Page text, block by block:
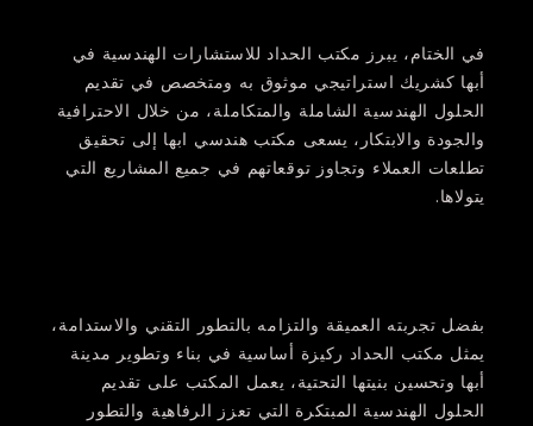
في الختام، يبرز مكتب الحداد للاستشارات الهندسية في
أبها كشريك استراتيجي موثوق به ومتخصص في تقديم
الحلول الهندسية الشاملة والمتكاملة، من خلال الاحترافية
والجودة والابتكار، يسعى مكتب هندسي ابها إلى تحقيق
تطلعات العملاء وتجاوز توقعاتهم في جميع المشاريع التي
يتولاها.
بفضل تجربته العميقة والتزامه بالتطور التقني والاستدامة،
يمثل مكتب الحداد ركيزة أساسية في بناء وتطوير مدينة
أبها وتحسين بنيتها التحتية، يعمل المكتب على تقديم
الحلول الهندسية المبتكرة التي تعزز الرفاهية والتطور